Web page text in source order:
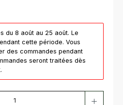
du 8 août au 25 août. Le
cette période. Vous
des commandes pendant
seront traitées dès